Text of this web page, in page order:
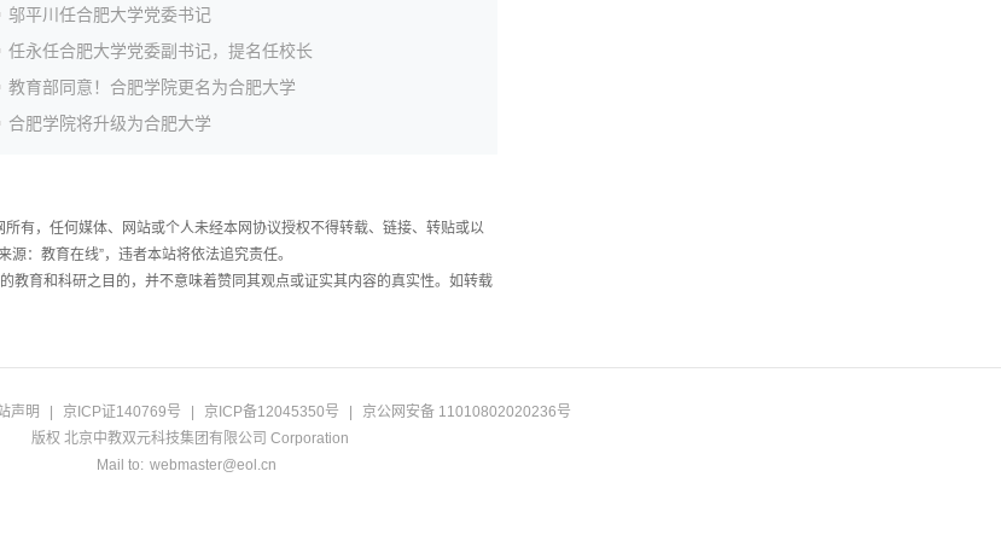
邬平川任合肥大学党委书记
任永任合肥大学党委副书记，提名任校长
教育部同意！合肥学院更名为合肥大学
合肥学院将升级为合肥大学
有，任何媒体、网站或个人未经本网协议授权不得转载、链接、转贴或以
：教育在线”，违者本站将依法追究责任。
育和科研之目的，并不意味着赞同其观点或证实其内容的真实性。如转载
声明 京ICP证140769号 京ICP备12045350号
京公网安备 11010802020236号
版权 北京中教双元科技集团有限公司 Corporation
Mail to: webmaster@eol.cn